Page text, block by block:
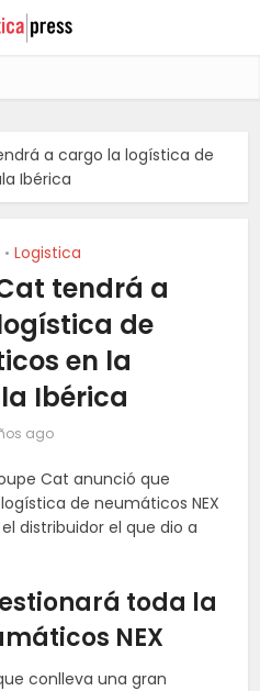
a cargo la logística de
Ibérica
• Logistica
tendrá a
de
en la
Ibérica
ago
Cat anunció que
de neumáticos NEX
distribuidor el que dio a
toda la
NEX
conlleva una gran